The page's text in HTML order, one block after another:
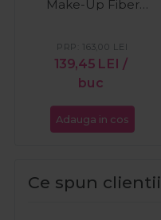
Make-Up Fiber
139,45 LEI /
buc
PRP: 163,00 LEI
Adauga in cos
Ce spun clientii